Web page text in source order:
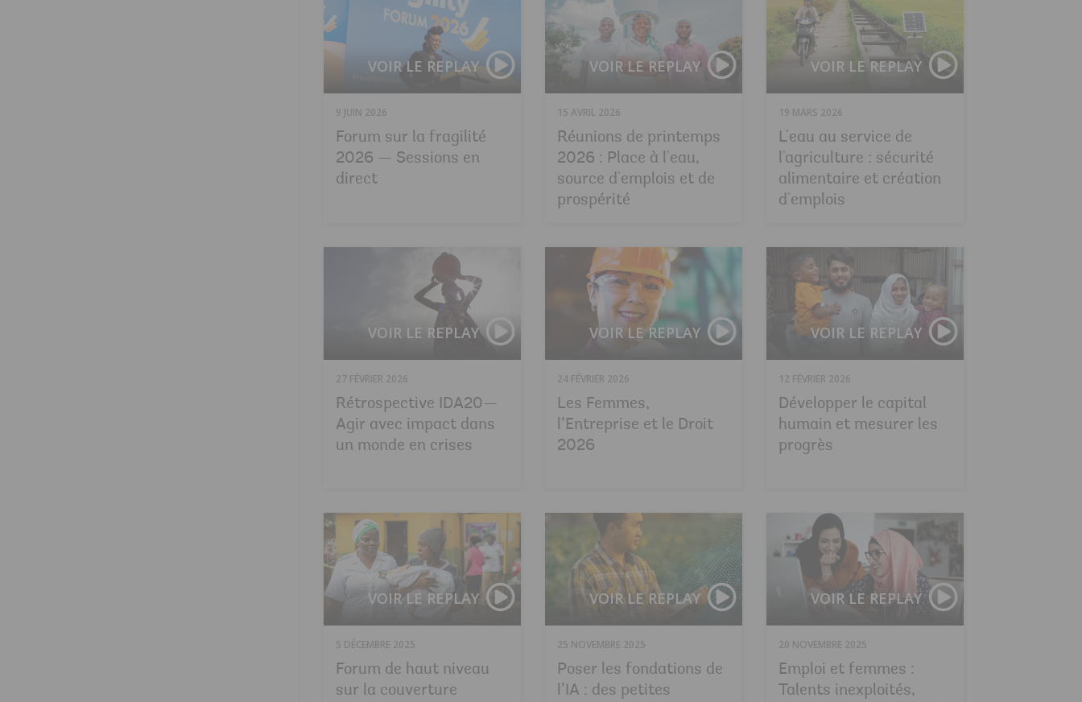
VOIR LE REPLAY
9 JUIN 2026
Forum sur la fragilité
2026 — Sessions en
direct
VOIR LE REPLAY
15 AVRIL 2026
Réunions de printemps
2026 : Place à l'eau,
source d'emplois et de
prospérité
VOIR LE REPLAY
19 MARS 2026
L'eau au service de
l'agriculture : sécurité
alimentaire et création
d'emplois
VOIR LE REPLAY
27 FÉVRIER 2026
Rétrospective IDA20—
Agir avec impact dans
un monde en crises
Rétrospective IDA20—Agir avec impact dans un
VOIR LE REPLAY
24 FÉVRIER 2026
Les Femmes,
l’Entreprise et le Droit
2026
VOIR LE REPLAY
12 FÉVRIER 2026
Développer le capital
humain et mesurer les
progrès
VOIR LE REPLAY
5 DÉCEMBRE 2025
Forum de haut niveau
sur la couverture
Forum de haut niveau sur la couverture sanitaire
VOIR LE REPLAY
25 NOVEMBRE 2025
Poser les fondations de
l’IA : des petites
VOIR LE REPLAY
20 NOVEMBRE 2025
Emploi et femmes :
Talents inexploités,